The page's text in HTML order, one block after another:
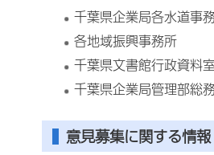
千葉県企業局各水道事
各地域振興事務所
千葉県文書館行政資料
千葉県企業局管理部総
意見募集に関する情報